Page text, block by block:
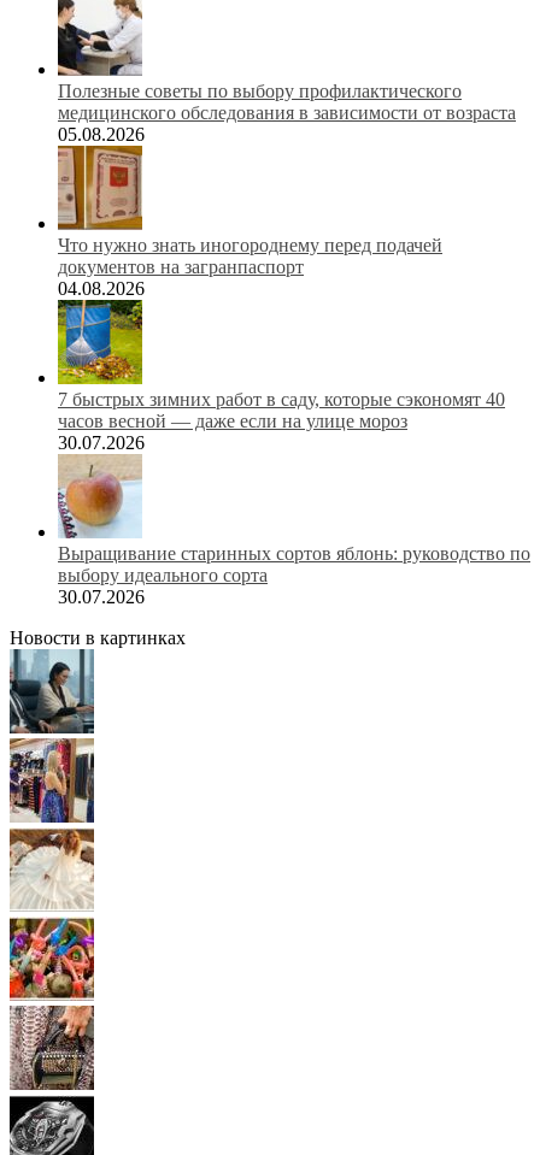
Полезные советы по выбору профилактического
медицинского обследования в зависимости от возраста
05.08.2026
Что нужно знать иногороднему перед подачей
документов на загранпаспорт
04.08.2026
7 быстрых зимних работ в саду, которые сэкономят 40
часов весной — даже если на улице мороз
30.07.2026
Выращивание старинных сортов яблонь: руководство по
выбору идеального сорта
30.07.2026
Новости в картинках